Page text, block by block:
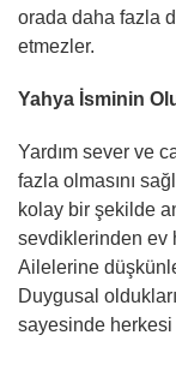
orada daha fazla
etmezler.
Yahya İsminin
Yardım sever ve
fazla olmasını
kolay bir şekilde
sevdiklerinden ev
Ailelerine
Duygusal
sayesinde